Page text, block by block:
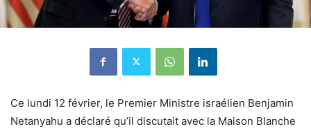
Ce lundi 12 février, le Premier Ministre israélien Benjamin
Netanyahu a déclaré qu’il discutait avec la Maison Blanche